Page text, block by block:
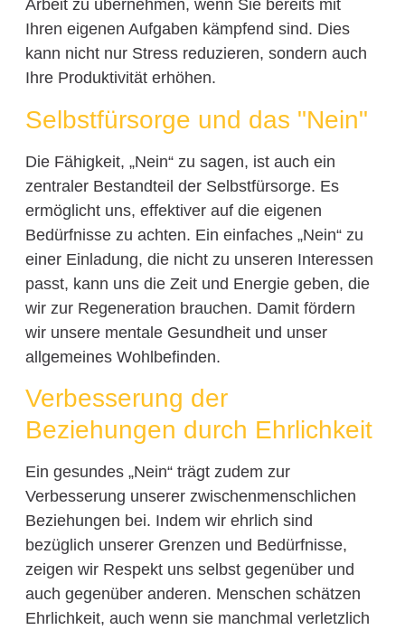
Arbeit zu übernehmen, wenn Sie bereits mit
Ihren eigenen Aufgaben kämpfend sind. Dies
kann nicht nur Stress reduzieren, sondern auch
Ihre Produktivität erhöhen.
Selbstfürsorge und das "Nein"
Die Fähigkeit, „Nein“ zu sagen, ist auch ein
zentraler Bestandteil der Selbstfürsorge. Es
ermöglicht uns, effektiver auf die eigenen
Bedürfnisse zu achten. Ein einfaches „Nein“ zu
einer Einladung, die nicht zu unseren Interessen
passt, kann uns die Zeit und Energie geben, die
wir zur Regeneration brauchen. Damit fördern
wir unsere mentale Gesundheit und unser
allgemeines Wohlbefinden.
Verbesserung der
Beziehungen durch Ehrlichkeit
Ein gesundes „Nein“ trägt zudem zur
Verbesserung unserer zwischenmenschlichen
Beziehungen bei. Indem wir ehrlich sind
bezüglich unserer Grenzen und Bedürfnisse,
zeigen wir Respekt uns selbst gegenüber und
auch gegenüber anderen. Menschen schätzen
Ehrlichkeit, auch wenn sie manchmal verletzlich